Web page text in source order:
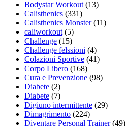
Bodystar Workout (13)
Calisthenics (331)
Calisthenics Monster(11)
caliworkout (5)
Challenge (15)
Challenge felssioni (4)
Colazioni Sportive (41)
Corpo Libero (168)
Cura e Prevenzione (98)
Diabete (2)
Diabete (7)
Digiuno intermittente (29)
Dimagrimento (224)
Diventare Personal Trainer(49)